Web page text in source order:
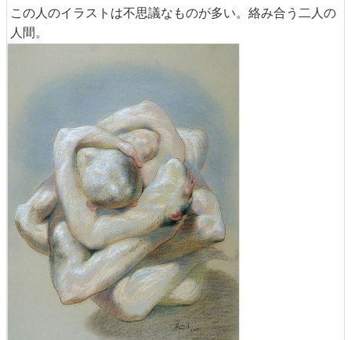
この人のイラストは不思議なものが多い。絡み合う二人の
人間。